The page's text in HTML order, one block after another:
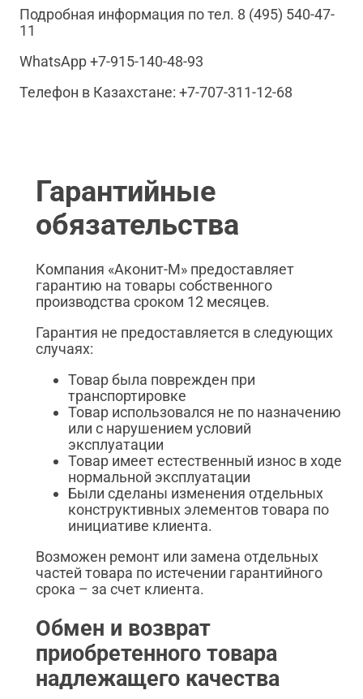
Подробная информация по тел. 8 (495) 540-47-
11
WhatsApp +7-915-140-48-93
Телефон в Казахстане: +7-707-311-12-68
Гарантийные
обязательства
Компания «Аконит-М» предоставляет
гарантию на товары собственного
производства сроком 12 месяцев.
Гарантия не предоставляется в следующих
случаях:
Товар была поврежден при
транспортировке
Товар использовался не по назначению
или с нарушением условий
эксплуатации
Товар имеет естественный износ в ходе
нормальной эксплуатации
Были сделаны изменения отдельных
конструктивных элементов товара по
инициативе клиента.
Возможен ремонт или замена отдельных
частей товара по истечении гарантийного
срока – за счет клиента.
Обмен и возврат
приобретенного товара
надлежащего качества